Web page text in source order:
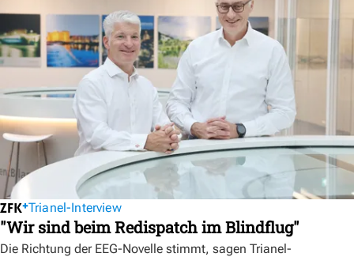
Trianel-Interview
"Wir sind beim Redispatch im Blindflug"
Die Richtung der EEG-Novelle stimmt, sagen Trianel-